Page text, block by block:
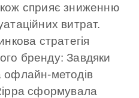
сприяє зниженню
витрат.
стратегія
бренду: Завдяки
методів
сформувала